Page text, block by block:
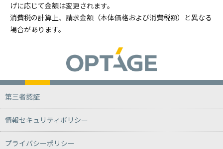
げに応じて金額は変更されます。
消費税の計算上、請求金額（本体価格および消費税額）と異なる
場合があります。
第三者認証
情報セキュリティポリシー
プライバシーポリシー